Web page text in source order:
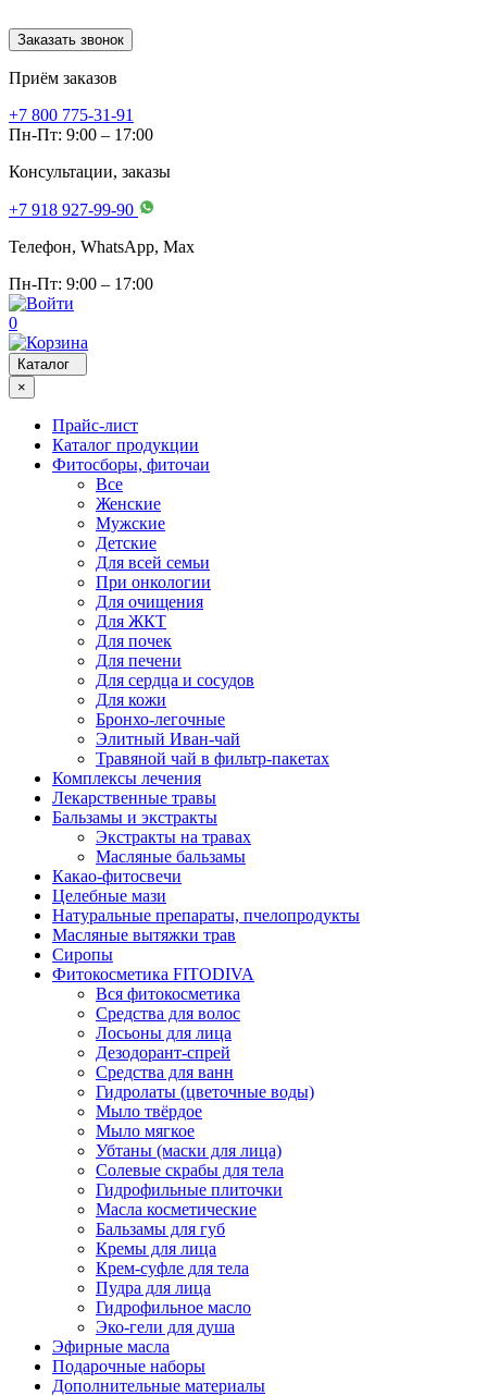
Заказать звонок
Приём заказов
+7 800 775-31-91
Пн-Пт: 9:00 – 17:00
Консультации, заказы
+7 918 927-99-90
Телефон, WhatsApp, Мах
Пн-Пт: 9:00 – 17:00
0
Каталог
×
Прайс-лист
Каталог продукции
Фитосборы, фиточаи
Все
Женские
Мужские
Детские
Для всей семьи
При онкологии
Для очищения
Для ЖКТ
Для почек
Для печени
Для сердца и сосудов
Для кожи
Бронхо-легочные
Элитный Иван-чай
Травяной чай в фильтр-пакетах
Комплексы лечения
Лекарственные травы
Бальзамы и экстракты
Экстракты на травах
Масляные бальзамы
Какао-фитосвечи
Целебные мази
Натуральные препараты, пчелопродукты
Масляные вытяжки трав
Сиропы
Фитокосметика FITODIVA
Вся фитокосметика
Средства для волос
Лосьоны для лица
Дезодорант-спрей
Средства для ванн
Гидролаты (цветочные воды)
Мыло твёрдое
Мыло мягкое
Убтаны (маски для лица)
Солевые скрабы для тела
Гидрофильные плиточки
Масла косметические
Бальзамы для губ
Кремы для лица
Крем-суфле для тела
Пудра для лица
Гидрофильное масло
Эко-гели для душа
Эфирные масла
Подарочные наборы
Дополнительные материалы